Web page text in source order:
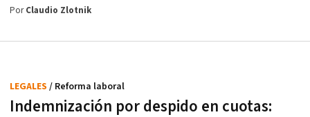
PorClaudio Zlotnik
Indemnización por despido en cuotas:
LEGALES / Reforma laboral